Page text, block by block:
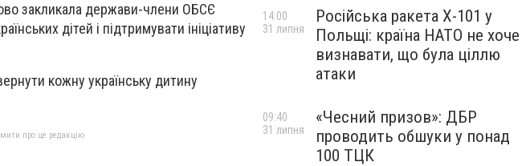
закликала держави-члени ОБСЄ
дітей і підтримувати ініціативу
кожну українську дитину
про це редакцію
Російська ракета Х-101 у
Польщі: країна НАТО не хоче
визнавати, що була ціллю
атаки
14:00
31 липня
«Чесний призов»: ДБР
проводить обшуки у понад
100 ТЦК
09:40
31 липня